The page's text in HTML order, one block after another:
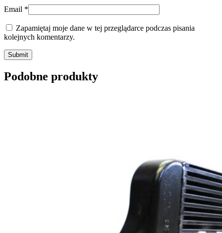
Email *
Zapamiętaj moje dane w tej przeglądarce podczas pisania
kolejnych komentarzy.
Submit
Podobne produkty